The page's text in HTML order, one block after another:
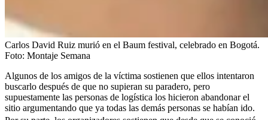
Carlos David Ruiz murió en el Baum festival, celebrado en Bogotá.
Foto: Montaje Semana
Algunos de los amigos de la víctima sostienen que ellos intentaron
buscarlo después de que no supieran su paradero, pero
supuestamente las personas de logística los hicieron abandonar el
sitio argumentando que ya todas las demás personas se habían ido.